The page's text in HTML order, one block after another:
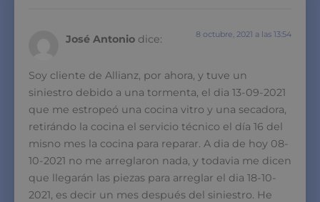
José Antonio dice: 8 octubre, 2021 a las 13:54
Soy cliente de Allianz, por ahora, y tuve un
siniestro debido a una tormenta, el dia 13-09-2021
que me estropeó una cocina vitro y una secadora,
retirándo la cocina el servicio técnico el día 16 del
misno mes la cocina para reparar. A dia de hoy 08-
10-2021 no me arreglaron nada, y todavia me dicen
que llegarán las piezas para arreglar el dia 18-10-
2021, es decir un mes después del siniestro. He